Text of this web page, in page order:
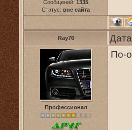
Сообщений: 1335
Статус: вне сайта
Ray76
Профессионал
По-